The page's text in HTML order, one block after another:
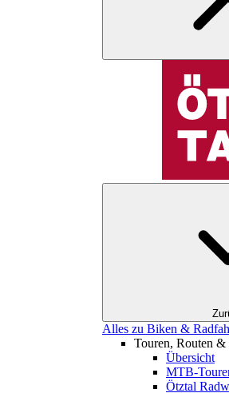
Alles zu Biken &
Touren, Routen &
Übersicht
MTB-
Ötztal